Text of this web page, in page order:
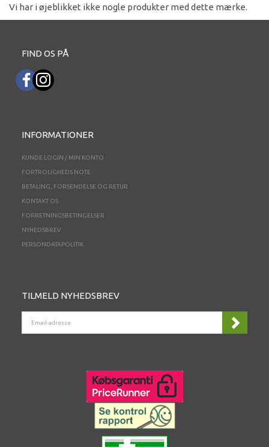
Vi har i øjeblikket ikke nogle produkter med dette mærke.
FIND OS PÅ
INFORMATIONER
KUNDE LOGIN / MIN KONTO
FORTROLIGHEDS NOTE
BETALING, FORSENDELSE OG RETUR
KONTAKT OS
FORRETNINGSBETINGELSER
NYHEDSBREV
PERSONDATAPOLITIK
TILMELD NYHEDSBREV
ADRESSE